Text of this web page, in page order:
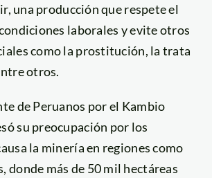
una producción que respete el
laborales y evite otros
como la prostitución, la trata
otros.
de Peruanos por el Kambio
su preocupación por los
la minería en regiones como
donde más de 50 mil hectáreas